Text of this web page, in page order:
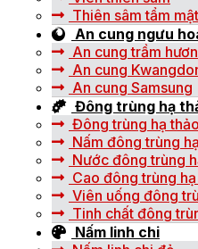
Thiên sâm tẩm
An cung ngưu
An cung trầm
An cung
An cung Samsung
Đông trùng hạ
Đông trùng hạ
Nấm đông trùng
Nước đông trùng
Cao đông trùng
Viên uống đông
Tinh chất đông
Nấm linh chi